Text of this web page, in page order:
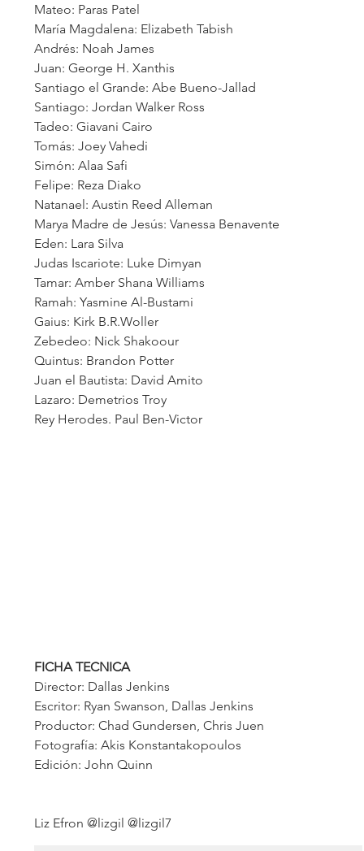
Mateo: Paras Patel
María Magdalena: Elizabeth Tabish
Andrés: Noah James
Juan: George H. Xanthis
Santiago el Grande: Abe Bueno-Jallad
Santiago: Jordan Walker Ross
Tadeo: Giavani Cairo
Tomás: Joey Vahedi
Simón: Alaa Safi
Felipe: Reza Diako
Natanael: Austin Reed Alleman
Marya Madre de Jesús: Vanessa Benavente
Eden: Lara Silva
Judas Iscariote: Luke Dimyan
Tamar: Amber Shana Williams
Ramah: Yasmine Al-Bustami
Gaius: Kirk B.R.Woller
Zebedeo: Nick Shakoour
Quintus: Brandon Potter
Juan el Bautista: David Amito
Lazaro: Demetrios Troy
Rey Herodes. Paul Ben-Victor
FICHA TECNICA
Director: Dallas Jenkins
Escritor: Ryan Swanson, Dallas Jenkins
Productor: Chad Gundersen, Chris Juen
Fotografía: Akis Konstantakopoulos
Edición: John Quinn
Liz Efron @lizgil @lizgil7